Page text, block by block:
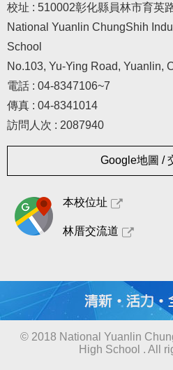
校址 : 510002彰化縣員林市育英
National Yuanlin ChungShih
School
No.103, Yu-Ying Road, Yuanlin,
電話 : 04-8347106~7
傳真 : 04-8341014
訪問人次 : 2087940
Google地圖 /
本校位址
林厝交流道
© 2018 National Yuanlin
High School . All